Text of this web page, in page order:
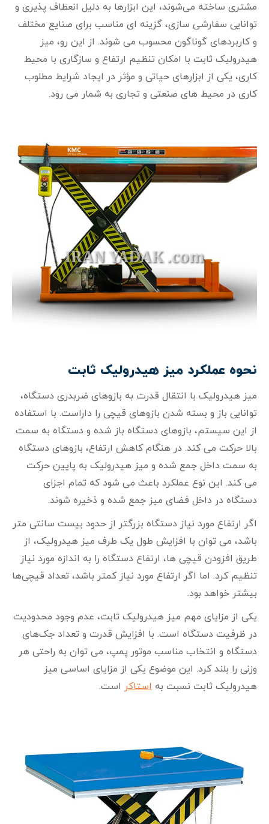
مشتری ساخته می‌شوند، این ابزارها به دلیل انعطاف‌ پذیری و
توانایی سفارشی‌ سازی، گزینه‌ ای مناسب برای صنایع مختلف
و کاربردهای گوناگون محسوب می‌ شوند. از این رو، میز
هیدرولیک ثابت با امکان تنظیم ارتفاع و سازگاری با محیط
کاری، یکی از ابزارهای حیاتی و مؤثر در ایجاد شرایط مطلوب
کاری در محیط‌ های صنعتی و تجاری به شمار می‌ رود.
نحوه عملکرد میز هیدرولیک ثابت
میز هیدرولیک با انتقال قدرت به بازوهای ضربدری دستگاه،
توانایی باز و بسته شدن بازوهای قیچی را داراست. با استفاده
از این سیستم، بازوهای دستگاه باز شده و دستگاه به سمت
بالا حرکت می‌ کند. در هنگام کاهش ارتفاع، بازوهای دستگاه
به سمت داخل جمع شده و میز هیدرولیک به پایین حرکت
می‌ کند. این نوع عملکرد باعث می‌ شود که تمام اجزای
دستگاه در داخل فضای میز جمع شده و ذخیره شوند.
اگر ارتفاع مورد نیاز دستگاه بزرگتر از حدود بیست سانتی‌ متر
باشد، می‌ توان با افزایش طول یک طرف میز هیدرولیک، از
طریق افزودن قیچی‌ ها، ارتفاع دستگاه را به اندازه مورد نیاز
تنظیم کرد. اما اگر ارتفاع مورد نیاز کمتر باشد، تعداد قیچی‌ها
بیشتر خواهد بود.
یکی از مزایای مهم میز هیدرولیک ثابت، عدم وجود محدودیت
در ظرفیت دستگاه است. با افزایش قدرت و تعداد جک‌های
دستگاه و انتخاب مناسب موتور پمپ، می‌ توان به راحتی هر
وزنی را بلند کرد. این موضوع یکی از مزایای اساسی میز
هیدرولیک ثابت نسبت به استاکر است.